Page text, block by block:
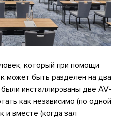
который при помощи
может быть разделен на два
инсталлированы две AV-
как независимо (по одной
и вместе (когда зал